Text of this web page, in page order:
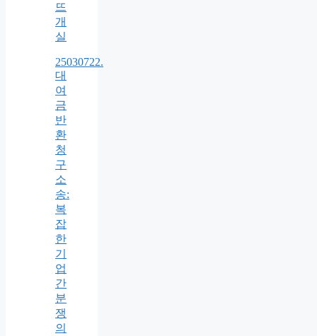
뜨
개
실
25030722.
대
여
금
반
환
청
구
소
송:
복
잡
한
기
업
간
분
쟁
의